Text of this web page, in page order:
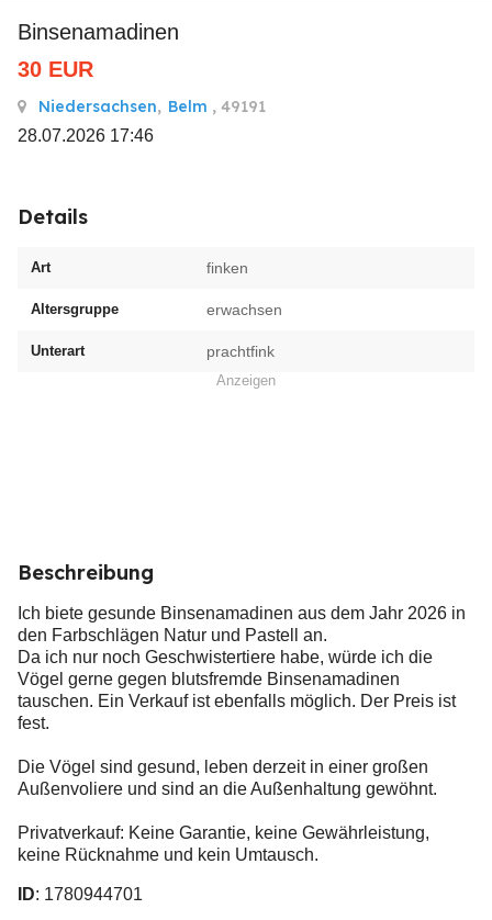
Binsenamadinen
30 EUR
Niedersachsen, Belm , 49191
28.07.2026 17:46
Details
Art finken
Altersgruppe erwachsen
Unterart prachtfink
Anzeigen
Beschreibung
Ich biete gesunde Binsenamadinen aus dem Jahr 2026 in
den Farbschlägen Natur und Pastell an.
Da ich nur noch Geschwistertiere habe, würde ich die
Vögel gerne gegen blutsfremde Binsenamadinen
tauschen. Ein Verkauf ist ebenfalls möglich. Der Preis ist
fest.
Die Vögel sind gesund, leben derzeit in einer großen
Außenvoliere und sind an die Außenhaltung gewöhnt.
Privatverkauf: Keine Garantie, keine Gewährleistung,
keine Rücknahme und kein Umtausch.
ID: 1780944701